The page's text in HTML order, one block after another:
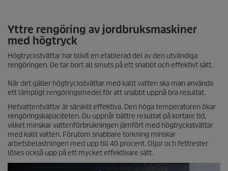
Yttre rengöring av jordbruksmaskiner
med högtryck
Högtryckstvättar har blivit en etablerad del av den utvändiga
rengöringen. De tar bort all smuts på ett snabbt och effektivt sätt.
När det gäller högtryckstvättar med kallt vatten ska man använda
ett lämpligt rengöringsmedel för att snabbt uppnå bra resultat.
Hetvattentvättar är särskilt effektiva. Den höga temperaturen ökar
rengöringskapaciteten. Du uppnår bättre resultat på kortare tid,
vilket minskar vattenförbrukningen jämfört med högtryckstvättar
med kallt vatten. Förutom snabbare torkning minskar
arbetsbelastningen med upp till 40 procent. Oljor och fettrester
löses också upp på ett mycket effektivare sätt.